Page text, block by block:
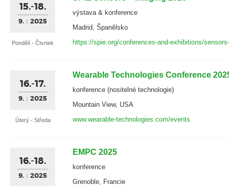
15.-18.
9. 2025
Pondělí - Čtvrtek
výstava & konference
Madrid, Španělsko
https://spie.org/conferences-and-exhibitions/
16.-17.
9. 2025
Úterý - Středa
Wearable Technologies Conference
konference (nositelné technologie)
Mountain View, USA
www.wearable-technologies.com/events
16.-18.
9. 2025
EMPC 2025
konference
Grenoble, Francie